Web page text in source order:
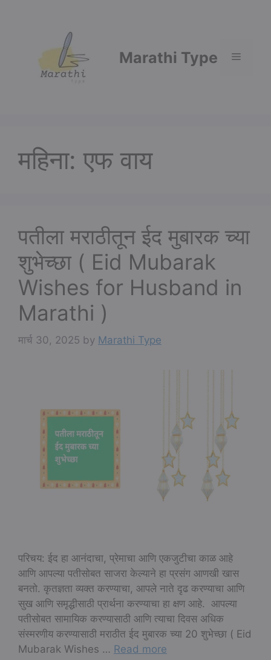
Marathi Type Menu
महिना: एफ वाय
पतीला मराठीतून ईद मुबारक च्या
शुभेच्छा ( Eid Mubarak
Wishes for Husband in
Marathi )
मार्च 30, 2025 by Marathi Type
परिचय: ईद हा आनंदाचा, प्रेमाचा आणि एकजुटीचा काळ आहे
आणि आपल्या पतीसोबत साजरा केल्याने हा प्रसंग आणखी खास
बनतो. कृतज्ञता व्यक्त करण्याचा, आपले नाते दृढ करण्याचा आणि
सुख आणि समृद्धीसाठी प्रार्थना करण्याचा हा क्षण आहे. आपल्या
पतीसोबत सामायिक करण्यासाठी आणि त्याचा दिवस अधिक
संस्मरणीय करण्यासाठी मराठीत ईद मुबारक च्या 20 शुभेच्छा ( Eid
Mubarak Wishes … Read more